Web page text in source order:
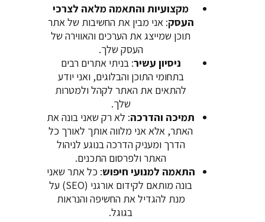
מקצועיות והתאמה מלאה לצרכי
העסק: אני מבין את החשיבות של אתר
תוכן שמייצג את הערכים והאווירה של
העסק שלך.
ניסיון עשיר: בניתי אתרים רבים
בתחומי התוכן והבלוגים, ואני יודע
להתאים את האתר לקהל ולמטרות
שלך.
תמיכה והדרכה: לא רק שאני בונה את
האתר, אלא אני מלווה אותך לאורך כל
הדרך ומעניק הדרכה בנוגע לניהול
האתר ולפרסום התכנים.
התאמה למנועי חיפוש: כל אתר שאני
בונה מותאם לקידום אורגני (SEO) על
מנת להגדיל את החשיפה והנראות
בגוגל.